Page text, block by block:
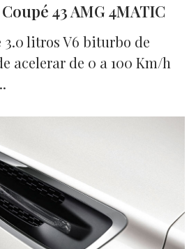
43 AMG 4MATIC
3.0 litros V6 biturbo de
acelerar de 0 a 100 Km/h